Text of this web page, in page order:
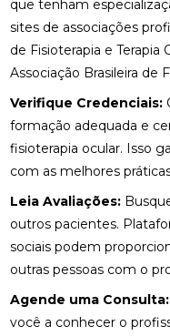
que tenham
sites de associações
de Fisioterapia e Terapia
Associação Brasileira de
Verifique Credenciais:
formação adequada e
fisioterapia ocular. Isso
com as melhores
Leia Avaliações:
outros pacientes.
sociais podem
outras pessoas com o
Agende uma Consulta:
você a conhecer o
DESCUBRA O PREÇO DA PALMILHA ORTOPÉDICA E
COMO ESCOLHER A
E COMO ESCOLHER
DESCUBRA O PREÇO DA PALMILHA SOB MEDIDA: 6
FATORES
DESCUBRA O PREÇO DA PALMILHA SOB MEDIDA: 6
FATORES QUE
DESCUBRA O PREÇO DAS PALMILHAS PARA
FASCITE PLANTAR E
DESCUBRA ONDE FAZER FISIOTERAPIA
RESPIRATÓRIA